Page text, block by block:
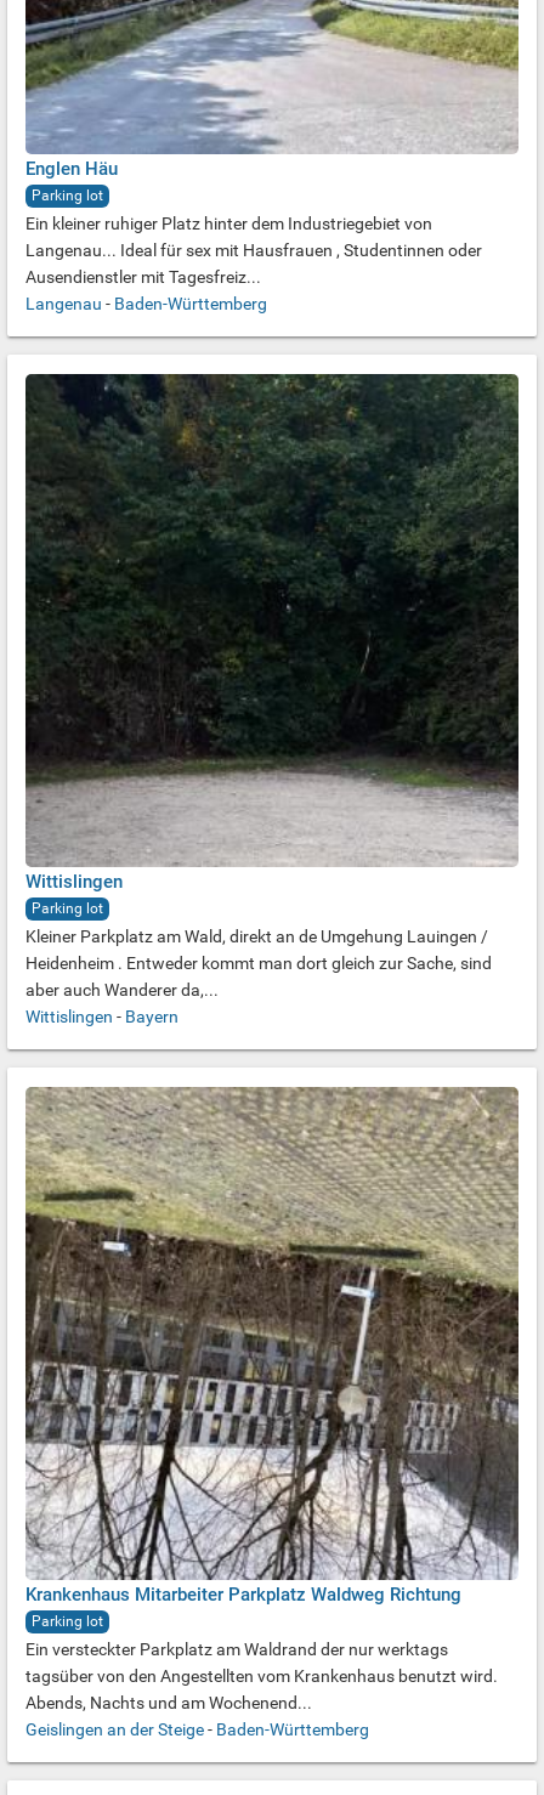
Englen Häu
Parking lot
Ein kleiner ruhiger Platz hinter dem Industriegebiet von
Langenau... Ideal für sex mit Hausfrauen , Studentinnen oder
Ausendienstler mit Tagesfreiz...
Langenau - Baden-Württemberg
Wittislingen
Parking lot
Kleiner Parkplatz am Wald, direkt an de Umgehung Lauingen /
Heidenheim . Entweder kommt man dort gleich zur Sache, sind
aber auch Wanderer da,...
Wittislingen - Bayern
Krankenhaus Mitarbeiter Parkplatz Waldweg Richtung
Parking lot
Ein versteckter Parkplatz am Waldrand der nur werktags
tagsüber von den Angestellten vom Krankenhaus benutzt wird.
Abends, Nachts und am Wochenend...
Geislingen an der Steige- Baden-Württemberg